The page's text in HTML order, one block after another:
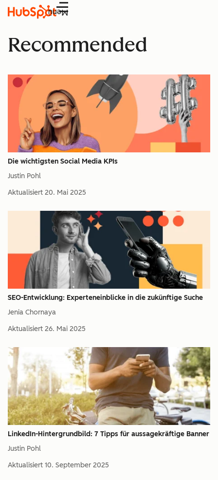
Menü
Recommended
Die wichtigsten Social Media KPIs
Justin Pohl
Aktualisiert 20. Mai 2025
SEO-Entwicklung: Experteneinblicke in die zukünftige Suche
Jenia Chornaya
Aktualisiert 26. Mai 2025
LinkedIn-Hintergrundbild: 7 Tipps für aussagekräftige Banner
Justin Pohl
Aktualisiert 10. September 2025